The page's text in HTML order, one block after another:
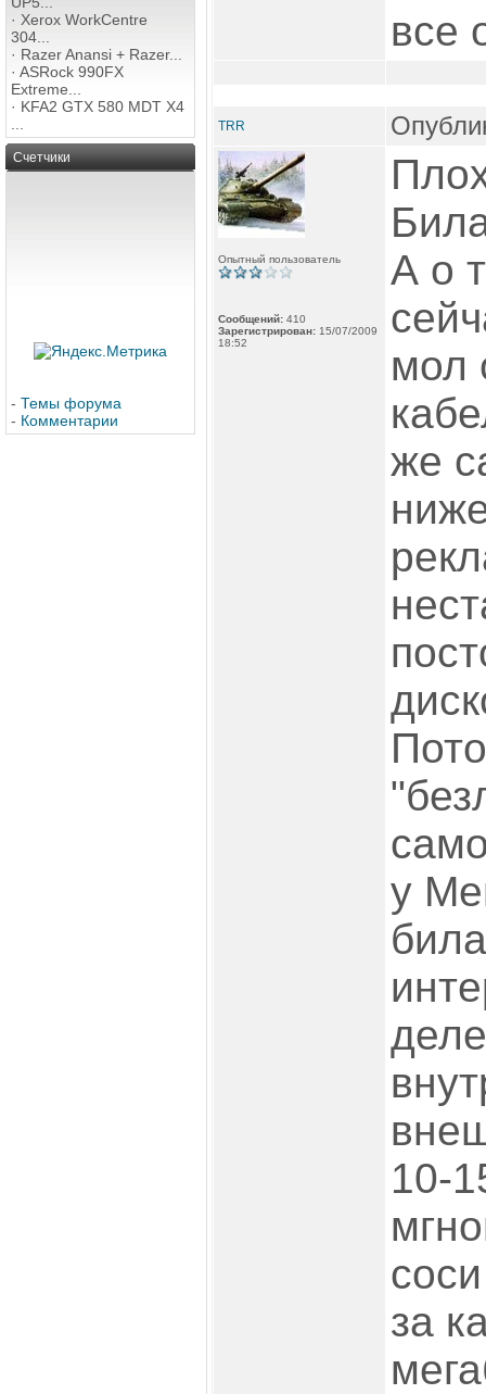
· Xerox WorkCentre
304...
· Razer Anansi + Razer...
· ASRock 990FX
Extreme...
· KFA2 GTX 580 MDT X4
Счетчики
- Темы форума
- Комментарии
все
TRR
Опытный пользователь
Сообщений: 410
Зарегистрирован: 15/07/2009
18:52
А о
мол
же
у
10-
за